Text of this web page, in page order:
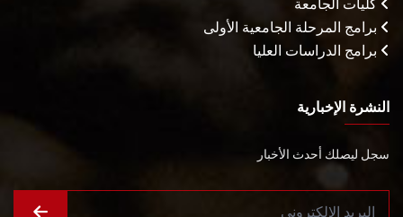
كليات الجامعة
برامج المرحلة الجامعية الأولى
برامج الدراسات العليا
النشرة الإخبارية
سجل ليصلك أحدث الأخبار